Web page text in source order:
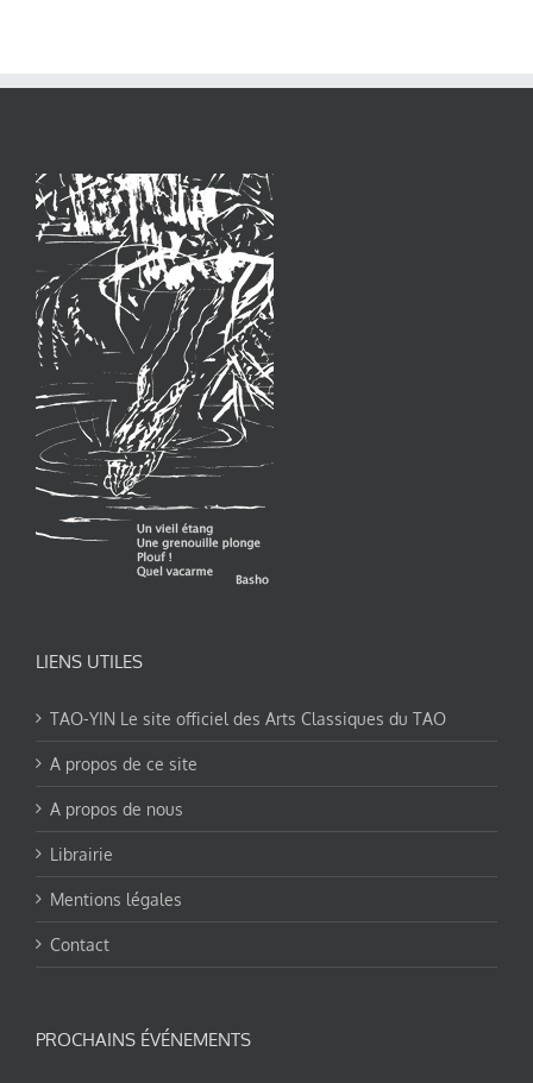
LIENS UTILES
TAO-YIN Le site officiel des Arts Classiques du TAO
A propos de ce site
A propos de nous
Librairie
Mentions légales
Contact
PROCHAINS ÉVÉNEMENTS